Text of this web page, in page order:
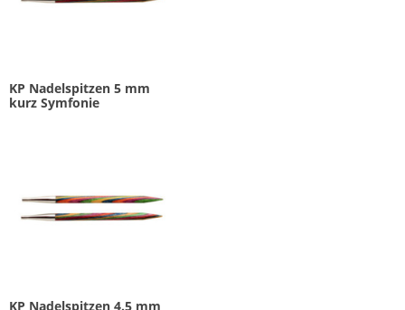
KP Nadelspitzen 5 mm
kurz Symfonie
KP Nadelspitzen 4.5 mm